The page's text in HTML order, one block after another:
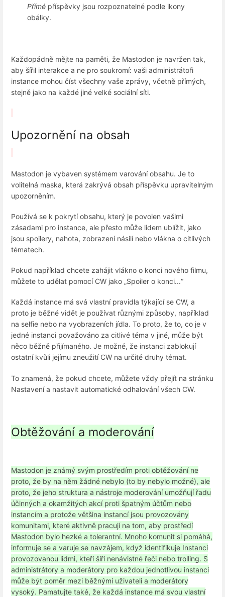
Přímé příspěvky jsou rozpoznatelné podle ikony
obálky.
Každopádně mějte na paměti, že Mastodon je navržen tak,
aby šířil interakce a ne pro soukromí: vaši administrátoři
instance mohou číst všechny vaše zprávy, včetně přímých,
stejně jako na každé jiné velké sociální síti.
Upozornění na obsah
Mastodon je vybaven systémem varování obsahu. Je to
volitelná maska, která zakrývá obsah příspěvku upravitelným
upozorněním.
Používá se k pokrytí obsahu, který je povolen vašimi
zásadami pro instance, ale přesto může lidem ublížit, jako
jsou spoilery, nahota, zobrazení násilí nebo vlákna o citlivých
tématech.
Pokud například chcete zahájit vlákno o konci nového filmu,
můžete to udělat pomocí CW jako „Spoiler o konci...“
Každá instance má svá vlastní pravidla týkající se CW, a
proto je běžné vidět je používat různými způsoby, například
na selfie nebo na vyobrazeních jídla. To proto, že to, co je v
jedné instanci považováno za citlivé téma v jiné, může být
něco běžně přijímaného. Je možné, že instanci zablokují
ostatní kvůli jejímu zneužití CW na určité druhy témat.
To znamená, že pokud chcete, můžete vždy přejít na stránku
Nastavení a nastavit automatické odhalování všech CW.
Obtěžování a moderování
Mastodon je známý svým prostředím proti obtěžování ne
proto, že by na něm žádné nebylo (to by nebylo možné), ale
proto, že jeho struktura a nástroje moderování umožňují řadu
účinných a okamžitých akcí proti špatným účtům nebo
instancím a protože většina instancí jsou provozovány
komunitami, které aktivně pracují na tom, aby prostředí
Mastodon bylo hezké a tolerantní. Mnoho komunit si pomáhá,
informuje se a varuje se navzájem, když identifikuje Instanci
provozovanou lidmi, kteří šíří nenávistné řeči nebo trolling. S
administrátory a moderátory pro každou jednotlivou instanci
může být poměr mezi běžnými uživateli a moderátory
vysoký. Pamatujte také, že každá instance má svou vlastní